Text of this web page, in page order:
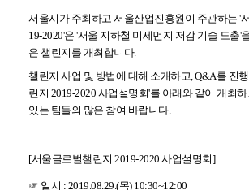
서울시가 주최하고 서울산업진흥원이 주관하는 '
19-2020'은 '서울 지하철 미세먼지 저감 기술 도출'
은 챌린지를 개최합니다.
챌린지 사업 및 방법에 대해 소개하고, Q&A를 진
린지 2019-2020 사업설명회'를 아래와 같이 개최
있는 팀들의 많은 참여 바랍니다.
[서울글로벌챌린지 2019-2020 사업설명회]
☞ 일시 : 2019.08.29.(목) 10:30~12:00